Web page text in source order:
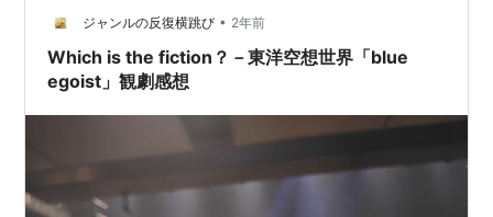
妬グルグル 誰！？ まと…
ジャンルの反復横跳び • 2年前
Which is the fiction？－東洋空想世界「blue
egoist」観劇感想